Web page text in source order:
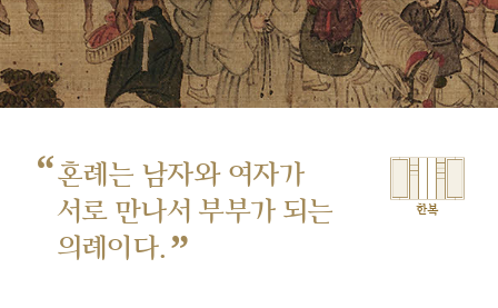
“혼례는 남자와 여자가
서로 만나서 부부가 되는
의례이다. ”
한복